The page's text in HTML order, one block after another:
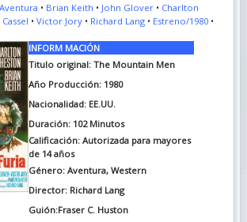
Aventura • Brian Keith • John Glover• Charlton
• Victor Jory• Richard Lang• Estreno/1980•
INFORM MACIÓN
Titulo original: The Mountain Men
Año Producción: 1980
Nacionalidad: EE.UU.
Duración: 102 Minutos
Calificación: Autorizada para mayores
de 14 años
Género: Aventura, Western
Director: Richard Lang
Guión:Fraser C. Huston